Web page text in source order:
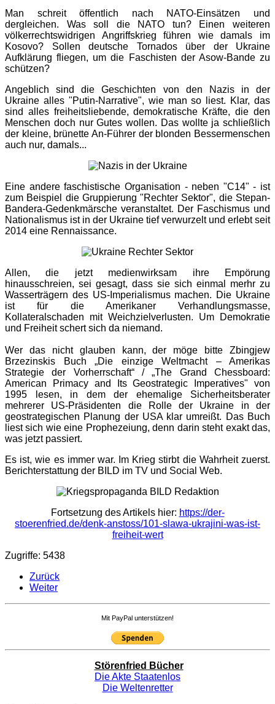
Man schreit öffentlich nach NATO-Einsätzen und
dergleichen. Was soll die NATO tun? Einen weiteren
völkerrechtswidrigen Angriffskrieg führen wie damals im
Kosovo? Sollen deutsche Tornados über der Ukraine
Aufklärung fliegen, um die Faschisten der Asow-Bande zu
schützen?
Angeblich sind die Geschichten von den Nazis in der
Ukraine alles "Putin-Narrative", wie man so liest. Klar, das
sind alles freiheitsliebende, demokratische Kräfte, die den
Menschen doch nur Gutes wollen. Das wollte ja schließlich
der kleine, brünette An-Führer der blonden Bessermenschen
auch nur, damals...
Eine andere faschistische Organisation - neben "C14" - ist
zum Beispiel die Gruppierung "Rechter Sektor", die Stepan-
Bandera-Gedenkmärsche veranstaltet. Der Faschismus und
Nationalismus ist in der Ukraine tief verwurzelt und erlebt seit
2014 eine Rennaissance.
Allen, die jetzt medienwirksam ihre Empörung
hinausschreien, sei gesagt, dass sie sich einmal merhr zu
Wasserträgern des US-Imperialismus machen. Die Ukraine
ist für die Amerikaner Verhandlungsmasse,
Kollateralschaden mit Weichzielverlusten. Um Demokratie
und Freiheit schert sich da niemand.
Wer das nicht glauben kann, der möge bitte Zbingjew
Brzezinskis Buch „Die einzige Weltmacht – Amerikas
Strategie der Vorherrschaft“ / „The Grand Chessboard:
American Primacy and Its Geostrategic Imperatives" von
1995 lesen, in dem der ehemalige Sicherheitsberater
mehrerer US-Präsidenten die Rolle der Ukraine in der
geostrategischen Planung der USA klar umreißt. Das Buch
liest sich wie eine Prophezeiung, denn darin steht exakt das,
was jetzt passiert.
Es ist, wie es immer war. Im Krieg stirbt die Wahrheit zuerst.
Berichterstattung der BILD im TV und Social Web.
Fortsetzung des Artikels hier: https://der-
stoerenfried.de/denk-anstoss/101-slawa-ukrajini-was-ist-
freiheit-wert
Zugriffe: 5438
Zurück
Weiter
Mit PayPal unterstützen!
Störenfried Bücher
Die Akte Staatenlos
Die Weltenretter